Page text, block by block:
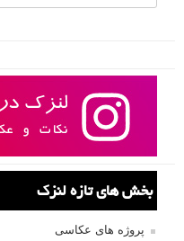
بخش های تازه لنزک
پروژه های عکاسی